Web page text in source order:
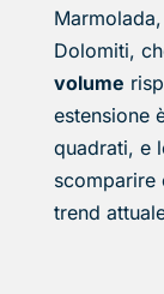
Dolomiti,
volume
estensione
quadrati, e
scomparire
trend